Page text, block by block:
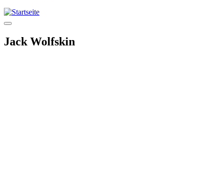
Jack Wolfskin